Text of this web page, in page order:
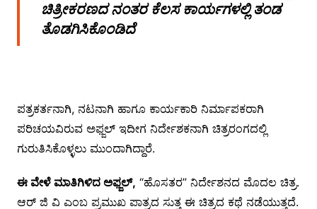
ಚಿತ್ರೀಕರಣದ ನಂತರ ಕೆಲಸ ಕಾರ್ಯಗಳಲ್ಲಿ ತಂಡ
ತೊಡಗಿಸಿಕೊಂಡಿದೆ
ಪತ್ರಕರ್ತನಾಗಿ, ನಟನಾಗಿ ಹಾಗೂ ಕಾರ್ಯಕಾರಿ ನಿರ್ಮಾಪಕರಾಗಿ
ಪರಿಚಯವಿರುವ ಅಫ್ಜಲ್ ಇದೀಗ ನಿರ್ದೇಶಕನಾಗಿ ಚಿತ್ರರಂಗದಲ್ಲಿ
ಗುರುತಿಸಿಕೊಳ್ಳಲು ಮುಂದಾಗಿದ್ದಾರೆ.
ಈ ವೇಳೆ ಮಾತಿಗಿಳಿದ ಅಫ್ಜಲ್, “ಹೊಸತರ” ನಿರ್ದೇಶನದ ಮೊದಲ ಚಿತ್ರ.
ಆರ್ ಜಿ ವಿ ಎಂಬ ಪ್ರಮುಖ ಪಾತ್ರದ ಸುತ್ತ ಈ ಚಿತ್ರದ ಕಥೆ ನಡೆಯುತ್ತದೆ.